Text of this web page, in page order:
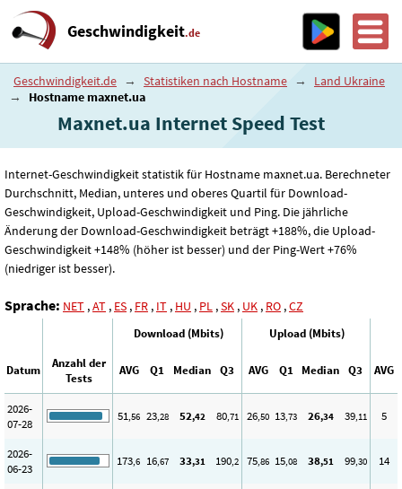
Geschwindigkeit.de
Geschwindigkeit.de → Statistiken nach Hostname →
Land Ukraine
→
Hostname maxnet.ua
Maxnet.ua Internet Speed ​​Test
Internet-Geschwindigkeit statistik für Hostname maxnet.ua. Berechneter
Durchschnitt, Median, unteres und oberes Quartil für Download-
Geschwindigkeit, Upload-Geschwindigkeit und Ping. Die jährliche
Änderung der Download-Geschwindigkeit beträgt +188%, die Upload-
Geschwindigkeit +148% (höher ist besser) und der Ping-Wert +76%
(niedriger ist besser).
Sprache: NET ,AT , ES , FR , IT , HU , PL ,SK , UK , RO ,CZ
Download (Mbits) Upload (Mbits)
Datum
Anzahl der
Tests
AVG Q1 Median Q3 AVG Q1 Median Q3 AVG
2026-
07-28
51,56 23,28 52,42 80,71 26,50 13,73 26,34 39,11 5
2026-
06-23
173,6 16,67 33,31 190,2 75,86 15,08 38,51 99,30 14